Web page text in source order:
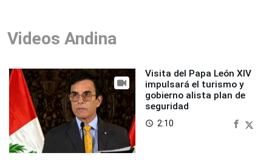
Videos Andina
Visita del Papa León XIV
impulsará el turismo y
gobierno alista plan de
seguridad
access_time 2:10